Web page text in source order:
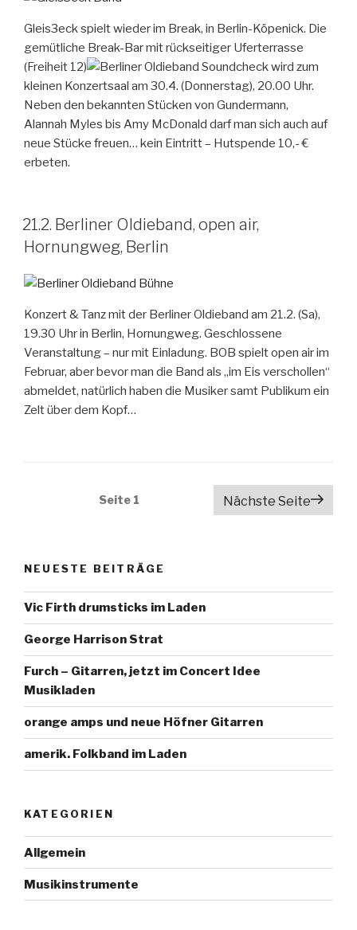
Gleis3eck spielt wieder im Break, in Berlin-Köpenick. Die
gemütliche Break-Bar mit rückseitiger Uferterrasse
(Freiheit 12)
wird zum
kleinen Konzertsaal am 30.4. (Donnerstag), 20.00 Uhr.
Neben den bekannten Stücken von Gundermann,
Alannah Myles bis Amy McDonald darf man sich auch auf
neue Stücke freuen… kein Eintritt – Hutspende 10,- €
erbeten.
21.2. Berliner Oldieband, open air,
Hornungweg, Berlin
Konzert & Tanz mit der Berliner Oldieband am 21.2. (Sa),
19.30 Uhr in Berlin, Hornungweg. Geschlossene
Veranstaltung – nur mit Einladung. BOB spielt open air im
Februar, aber bevor man die Band als „im Eis verschollen“
abmeldet, natürlich haben die Musiker samt Publikum ein
Zelt über dem Kopf…
Beitragsnavigation
Seite 1 Nächste Seite
NEUESTE BEITRÄGE
Vic Firth drumsticks im Laden
George Harrison Strat
Furch – Gitarren, jetzt im Concert Idee
Musikladen
orange amps und neue Höfner Gitarren
amerik. Folkband im Laden
KATEGORIEN
Allgemein
Musikinstrumente